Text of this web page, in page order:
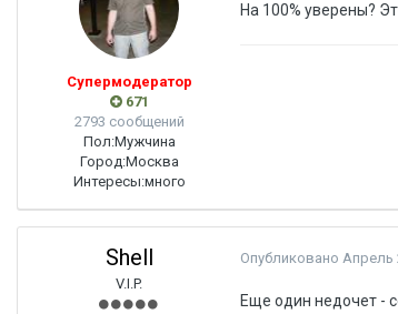
Супермодератор
671
2793 сообщений
Пол:Мужчина
Город:Москва
Интересы:много
На 100% уверены?
Shell
V.I.P.
Опубликовано Апрель
Еще один недочет -